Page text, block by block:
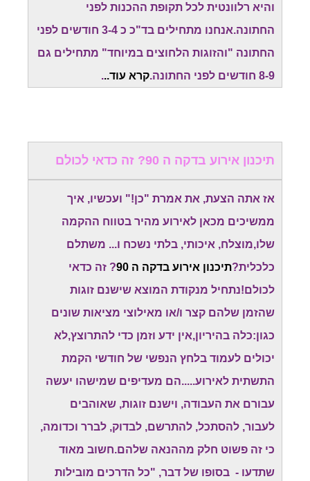
והיא רלוונטית לכל תקופת ההכנות לפני
החתונה.אנחנו מתחילים בד"כ כ 3-4 חודשים לפני
החתונה "והזוגות הלחוצים במיוחד" מתחילים גם
8-9 חודשים לפני החתונה.
קרא עוד...
תיכנון אירוע בדקה ה 90? זה כדאי לכולם
אז אתה הצעת, את אמרת "כן!" ועכשיו, איך
ממשיכים מכאן לאירוע מהיר בטווח ההקמה
שלו,מוצלח, איכותי, בלתי נשכח ו... משתלם
כלכלית?תיכנון אירוע בדקה ה 90
? זה כדאי
לכולם!נתחיל מנקודת המוצא שישנם זוגות
שהזמן שלהם קצר ו/או מאילוצי מציאות שונים
כגון:כלה בהיריון,אין ידע וזמן כדי להתרוצץ,לא
יכולים לעמוד בלחץ הנפשי של חודשי הקמת
התשתית לאירוע.....הם מעדיפים שמישהו יעשה
עבורם את העבודה, וישנם זוגות, שאוהבים
לעבור, להסתכל, להתרשם, לבדוק, לברר וכדומה,
כי זה פשוט חלק מההנאה שלהם.חשוב מאוד
שתדעו - בסופו של דבר, "כל הדרכים מובילות